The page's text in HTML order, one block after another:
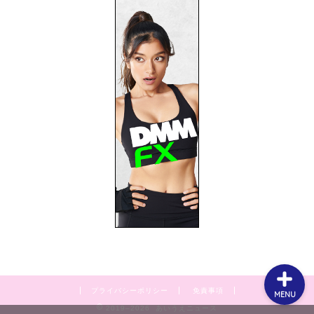
プライバシーポリシー 免責事項 MENU
プライバシーポリシー
お問い合わせ
サイトマップ